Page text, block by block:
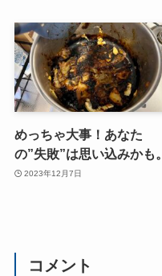
めっちゃ大事！あなた
の”失敗”は思い込みかも。
2023年12月7日
コメント